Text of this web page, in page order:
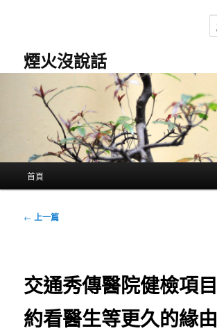
煙火沒說話
首頁
文
← 上一篇
交通秀傳醫院健檢項
約看醫生等更久的緣由